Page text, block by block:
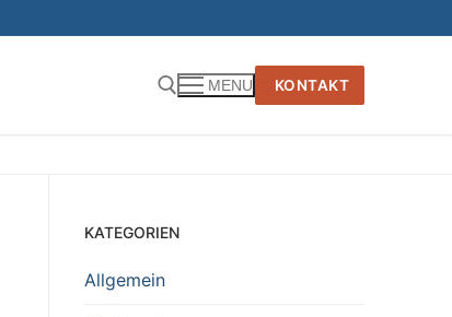
MENU KONTAKT
KATEGORIEN
Allgemein